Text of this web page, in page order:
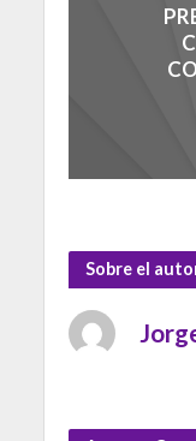
Sobre el